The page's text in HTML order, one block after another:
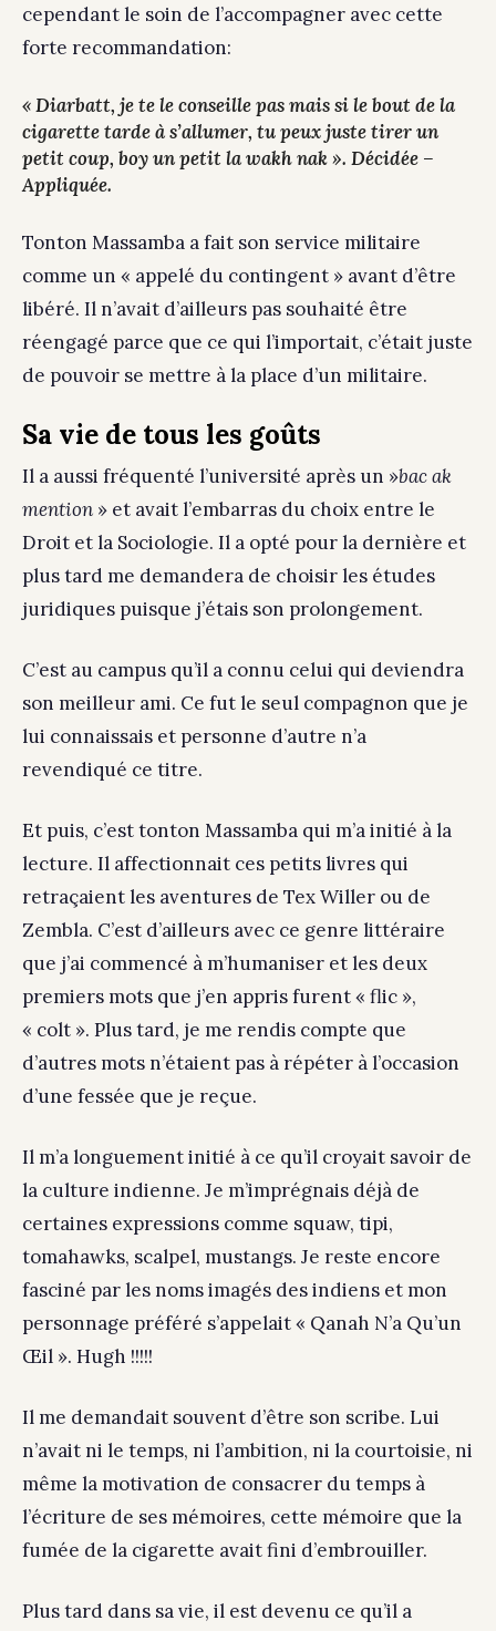
cependant le soin de l’accompagner avec cette
forte recommandation:
« Diarbatt, je te le conseille pas mais si le bout de la
cigarette tarde à s’allumer, tu peux juste tirer un
petit coup, boy un petit la wakh nak ». Décidée –
Appliquée.
Tonton Massamba a fait son service militaire
comme un « appelé du contingent » avant d’être
libéré. Il n’avait d’ailleurs pas souhaité être
réengagé parce que ce qui l’importait, c’était juste
de pouvoir se mettre à la place d’un militaire.
Sa vie de tous les goûts
Il a aussi fréquenté l’université après un »bac ak
mention » et avait l’embarras du choix entre le
Droit et la Sociologie. Il a opté pour la dernière et
plus tard me demandera de choisir les études
juridiques puisque j’étais son prolongement.
C’est au campus qu’il a connu celui qui deviendra
son meilleur ami. Ce fut le seul compagnon que je
lui connaissais et personne d’autre n’a
revendiqué ce titre.
Et puis, c’est tonton Massamba qui m’a initié à la
lecture. Il affectionnait ces petits livres qui
retraçaient les aventures de Tex Willer ou de
Zembla. C’est d’ailleurs avec ce genre littéraire
que j’ai commencé à m’humaniser et les deux
premiers mots que j’en appris furent « flic »,
« colt ». Plus tard, je me rendis compte que
d’autres mots n’étaient pas à répéter à l’occasion
d’une fessée que je reçue.
Il m’a longuement initié à ce qu’il croyait savoir de
la culture indienne. Je m’imprégnais déjà de
certaines expressions comme squaw, tipi,
tomahawks, scalpel, mustangs. Je reste encore
fasciné par les noms imagés des indiens et mon
personnage préféré s’appelait « Qanah N’a Qu’un
Œil ». Hugh !!!!!
Il me demandait souvent d’être son scribe. Lui
n’avait ni le temps, ni l’ambition, ni la courtoisie, ni
même la motivation de consacrer du temps à
l’écriture de ses mémoires, cette mémoire que la
fumée de la cigarette avait fini d’embrouiller.
Plus tard dans sa vie, il est devenu ce qu’il a